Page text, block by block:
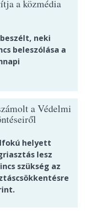
a közmédia
neki
beleszólása a
a Védelmi
helyett
lesz
szükség az